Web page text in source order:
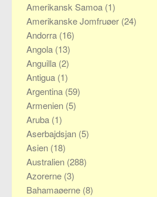
Amerikansk Samoa (1)
Amerikanske Jomfruøer (24)
Andorra (16)
Angola (13)
Anguilla (2)
Antigua (1)
Argentina (59)
Armenien (5)
Aruba (1)
Aserbajdsjan (5)
Asien (18)
Australien (288)
Azorerne (3)
Bahamaøerne (8)